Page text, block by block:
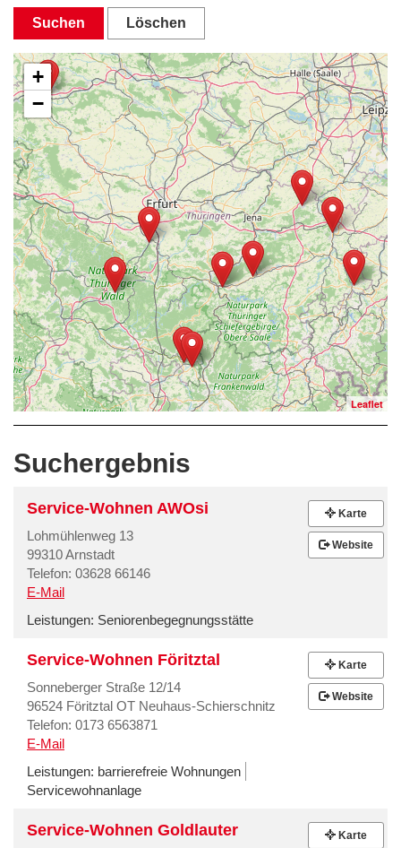
Suchen Löschen
+
−
Leaflet
Suchergebnis
Service-Wohnen AWOsi
Lohmühlenweg 13
99310 Arnstadt
Telefon: 03628 66146
E-Mail
Leistungen: Seniorenbegegnungsstätte
Karte
Website
Service-Wohnen Föritztal
Sonneberger Straße 12/14
96524 Föritztal OT Neuhaus-Schierschnitz
Telefon: 0173 6563871
E-Mail
Leistungen: barrierefreie Wohnungen
Servicewohnanlage
Karte
Website
Service-Wohnen Goldlauter Karte